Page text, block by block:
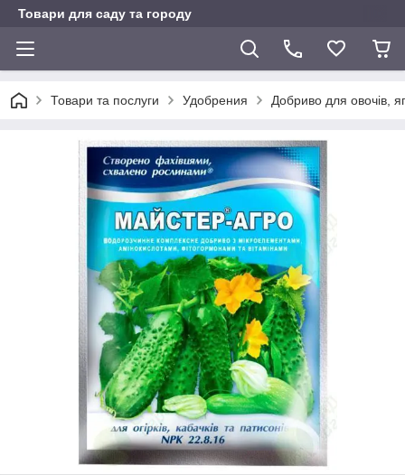
Товари для саду та городу
Товари та послуги Удобрения Добриво для овочів,